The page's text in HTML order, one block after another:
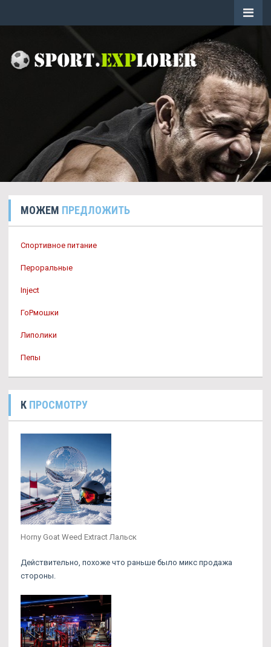
МОЖЕМ ПРЕДЛОЖИТЬ
Спортивное питание
Пероральные
Inject
ГоРмошки
Липолики
Пепы
К ПРОСМОТРУ
Horny Goat Weed Extract Лальск
Действительно, похоже что раньше было микс продажа
стороны.